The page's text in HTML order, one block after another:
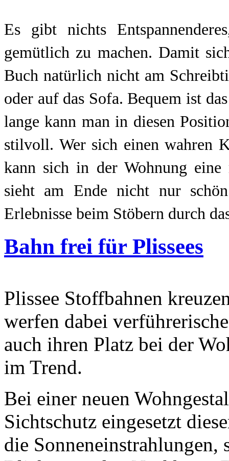
Es gibt nichts
gemütlich zu machen. Damit
Buch natürlich nicht am
oder auf das Sofa. Bequem ist
lange kann man in diesen
stilvoll. Wer sich einen wahren
kann sich in der Wohnung eine
sieht am Ende nicht nur
Erlebnisse beim Stöbern durch
Bahn frei für Plissees
Plissee Stoffbahnen
werfen dabei
auch ihren Platz bei der
im Trend.
Bei einer neuen
Sichtschutz eingesetzt
die Sonneneinstrahlungen,